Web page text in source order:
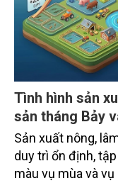
Tình hình sản
sản tháng Bảy
Sản xuất nông,
duy trì ổn định,
màu vụ mùa và